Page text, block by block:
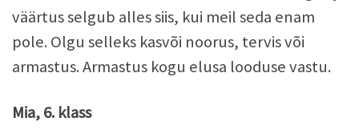
väärtus selgub alles siis, kui meil seda enam
pole. Olgu selleks kasvõi noorus, tervis või
armastus. Armastus kogu elusa looduse vastu.
Mia, 6. klass